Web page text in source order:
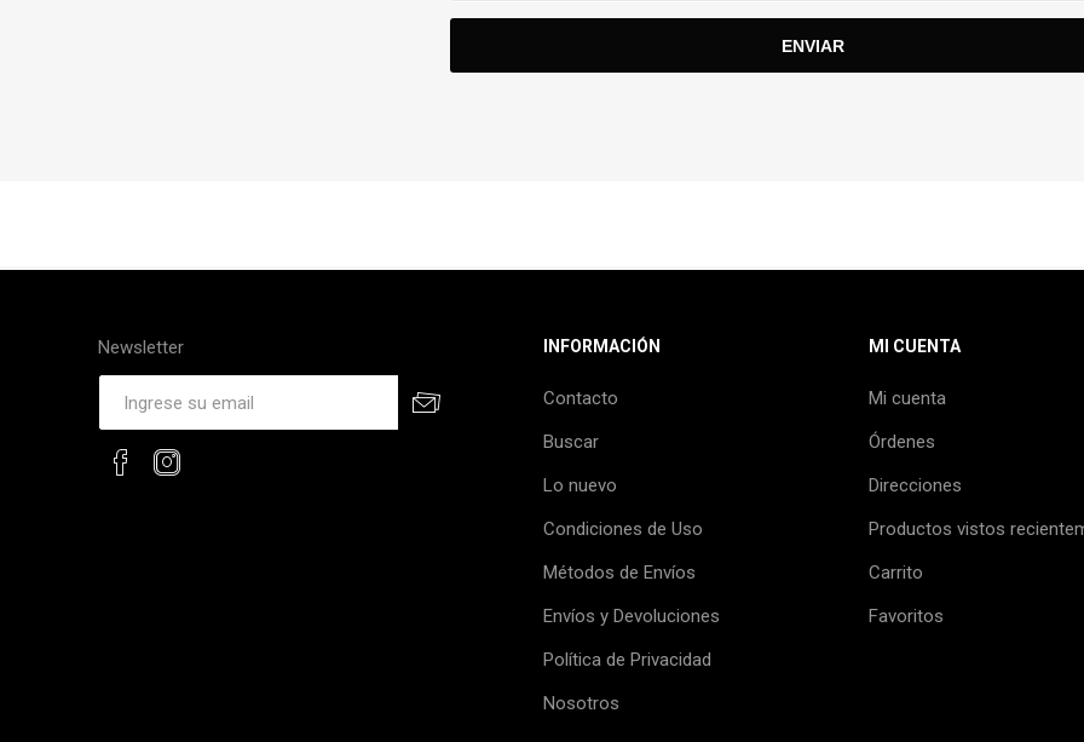
Newsletter INFORMACIÓN
Contacto
Buscar
Lo nuevo
Condiciones de Uso
Métodos de Envíos
Envíos y Devoluciones
Política de Privacidad
Nosotros
MI CUENTA
Mi cuenta
Órdenes
Direcciones
Productos vistos
Carrito
Favoritos